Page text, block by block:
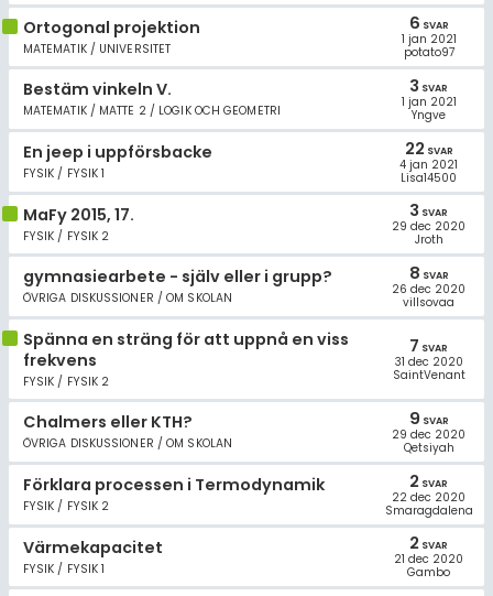
Ortogonal projektion
MATEMATIK / UNIVERSITET
6 SVAR
1 jan 2021
potato97
Bestäm vinkeln V.
MATEMATIK / MATTE 2 / LOGIK OCH GEOMETRI
3 SVAR
1 jan 2021
Yngve
En jeep i uppförsbacke
FYSIK / FYSIK 1
22 SVAR
4 jan 2021
Lisa14500
MaFy 2015, 17.
FYSIK / FYSIK 2
3 SVAR
29 dec 2020
Jroth
gymnasiearbete - själv eller i grupp?
ÖVRIGA DISKUSSIONER / OM SKOLAN
8 SVAR
26 dec 2020
villsovaa
Spänna en sträng för att uppnå en viss
frekvens
FYSIK / FYSIK 2
7 SVAR
31 dec 2020
SaintVenant
Chalmers eller KTH?
ÖVRIGA DISKUSSIONER / OM SKOLAN
9 SVAR
29 dec 2020
Qetsiyah
Förklara processen i Termodynamik
FYSIK / FYSIK 2
2 SVAR
22 dec 2020
Smaragdalena
Värmekapacitet
FYSIK / FYSIK 1
2 SVAR
21 dec 2020
Gambo